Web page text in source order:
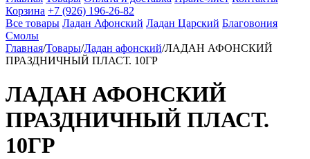
Корзина +7 (926) 196-26-82
Все товары Ладан Афонский Ладан Царский Благовония
Смолы
Главная/Товары/Ладан афонский/ЛАДАН АФОНСКИЙ
ПРАЗДНИЧНЫЙ ПЛАСТ. 10ГР
ЛАДАН АФОНСКИЙ
ПРАЗДНИЧНЫЙ ПЛАСТ.
10ГР